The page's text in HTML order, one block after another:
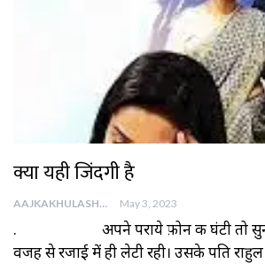
क्या यही जिंदगी है
AAJKAKHULASHA May 3, 2023
. अपने पराये फ़ोन की घंटी तो
वजह से रजाई में ही लेटी रही। उसके पति